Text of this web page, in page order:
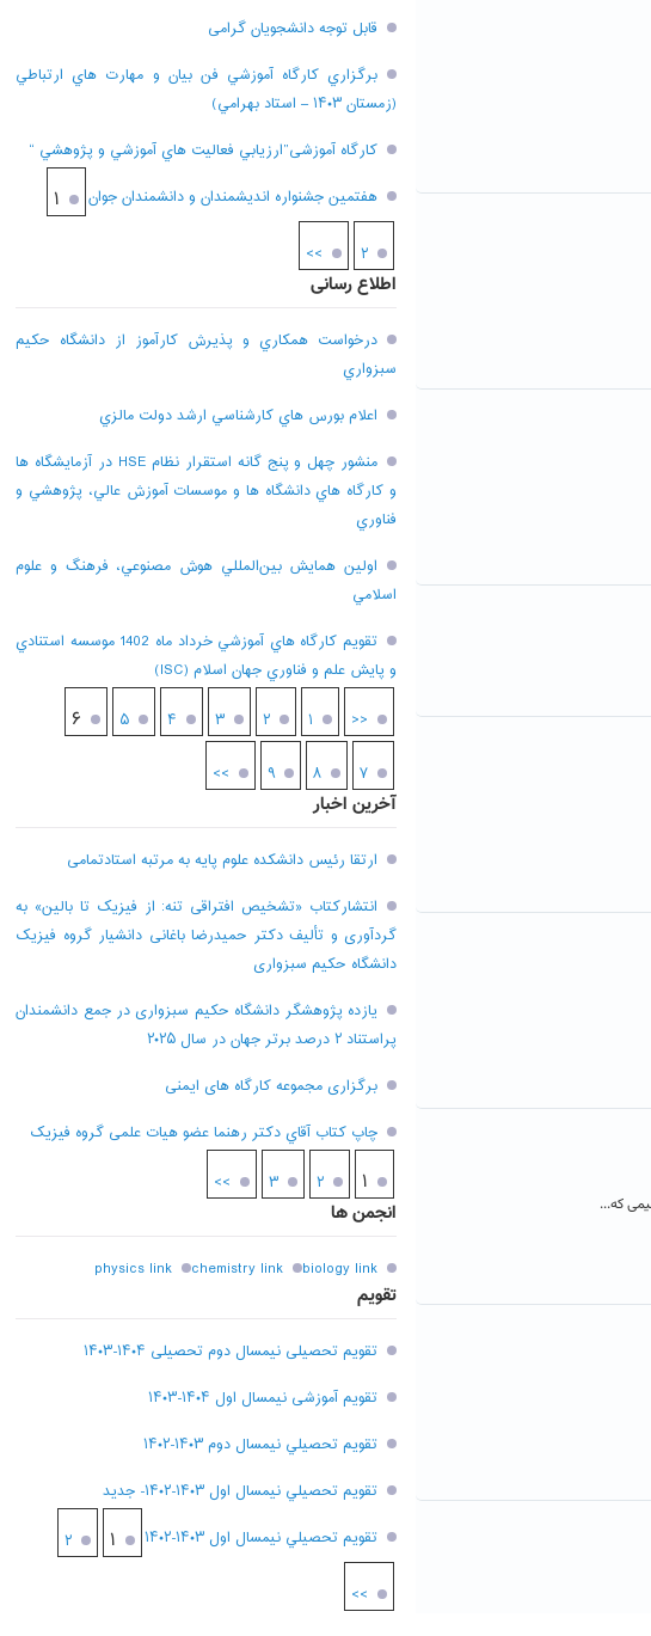
قابل توجه دانشجویان گرامی
برگزاري کارگاه آموزشي فن بيان و مهارت هاي ارتباطي
(زمستان ۱۴۰۳ – استاد بهرامي)
کارگاه آموزشی”ارزيابي فعاليت هاي آموزشي و پژوهشي “
هفتمين جشنواره انديشمندان و دانشمندان جوان
۱
۲ >>
اطلاع رسانی
درخواست همکاري و پذيرش کارآموز از دانشگاه حکيم
سبزواري
اعلام بورس هاي کارشناسي ارشد دولت مالزي
منشور چهل و پنج گانه استقرار نظام HSE در آزمايشگاه ها
و کارگاه هاي دانشگاه ها و موسسات آموزش عالي، پژوهشي و
فناوري
اولين همايش بين‌المللي هوش مصنوعي، فرهنگ و علوم
اسلامي
تقويم کارگاه هاي آموزشي خرداد ماه 1402 موسسه استنادي
و پايش علم و فناوري جهان اسلام (ISC)
<< ۱ ۲ ۳ ۴ ۵ ۶
۷ ۸ ۹ >>
آخرین اخبار
ارتقا رئیس دانشکده علوم پایه به مرتبه استادتمامی
انتشارکتاب «تشخیص افتراقی تنه: از فیزیک تا بالین» به
گردآوری و تألیف دکتر حمیدرضا باغانی دانشیار گروه فیزیک
دانشگاه حکیم سبزواری
یازده پژوهشگر دانشگاه حکیم سبزواری در جمع دانشمندان
پراستناد ۲ درصد برتر جهان در سال ۲۰۲۵
برگزاری مجموعه کارگاه های ایمنی
چاپ کتاب آقاي دکتر رهنما عضو هیات علمی گروه فیزیک
۱ ۲ ۳ >>
انجمن ها
biology link
chemistry link
physics link
تقویم
تقویم تحصیلی نیمسال دوم تحصیلی ۱۴۰۴-۱۴۰۳
تقویم آموزشی نیمسال اول ۱۴۰۴-۱۴۰۳
تقويم تحصيلي نيمسال دوم ۱۴۰۳-۱۴۰۲
تقويم تحصيلي نيمسال اول ۱۴۰۳-۱۴۰۲- جديد
تقويم تحصيلي نيمسال اول ۱۴۰۳-۱۴۰۲
۱ ۲
>>